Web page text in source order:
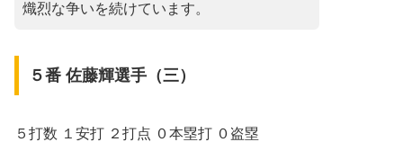
熾烈な争いを続けています。
５番 佐藤輝選手（三）
５打数 １安打 ２打点 ０本塁打 ０盗塁